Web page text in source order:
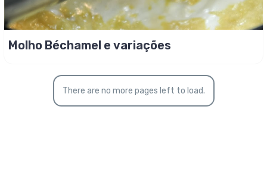
Molho Béchamel e variações
There are no more pages left to load.